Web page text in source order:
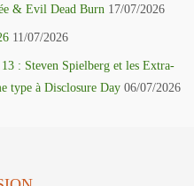
& Evil Dead Burn 17/07/2026
11/07/2026
: Steven Spielberg et les Extra-
type à Disclosure Day 06/07/2026